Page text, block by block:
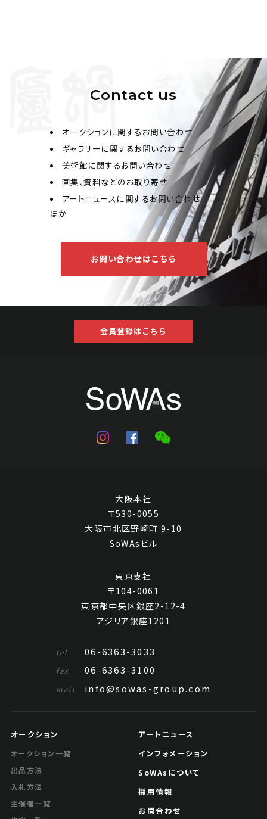
「Wanwei Mountain House Poetry Collection」と
「Rongjingtang Manuscript」の著者であり、王明生、ワ
ン・チャン、銭大心、趙文哲そしてウー・タイライ、黄 文蓮
重さ "呉宗の七男”。
Contact us
オークションに関するお問い合わせ
ギャラリーに関するお問い合わせ
美術館に関するお問い合わせ
画集、資料などのお取り寄せ
アートニュースに関するお問い合わせ
ほか
お問い合わせはこちら
会員登録はこちら
大阪本社
〒530-0055
大阪市北区野崎町 9-10
SoWAsビル
東京支社
〒104-0061
東京都中央区銀座2-12-4
アジリア銀座1201
tel 06-6363-3033
fax 06-6363-3100
mail info@sowas-group.com
オークション
オークション一覧
出品方法
入札方法
主催者一覧
アートニュース
インフォメーション
SoWAsについて
採用情報
お問合わせ